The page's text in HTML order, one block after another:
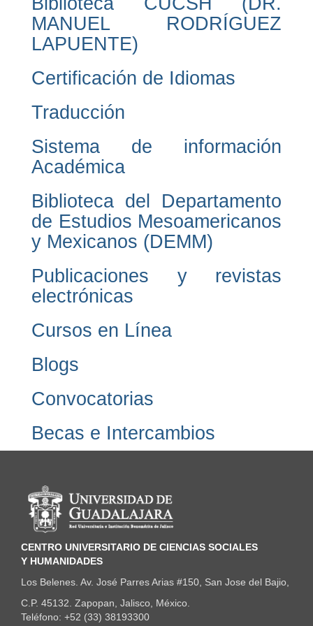
MANUEL RODRÍGUEZ
LAPUENTE)
Certificación de Idiomas
Traducción
Sistema de información
Académica
Biblioteca del Departamento
de Estudios Mesoamericanos
y Mexicanos (DEMM)
Publicaciones y revistas
electrónicas
Cursos en Línea
Blogs
Convocatorias
Becas e Intercambios
Información del portal
CENTRO UNIVERSITARIO DE CIENCIAS SOCIALES
Y HUMANIDADES
Los Belenes. Av. José Parres Arias #150, San Jose del Bajio,
C.P. 45132. Zapopan, Jalisco, México.
Teléfono: +52 (33) 38193300